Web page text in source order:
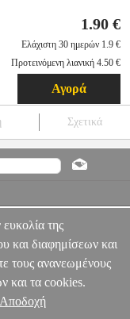
1.90 €
Ελάχιστη 30 ημερών 1.9 €
Προτεινόμενη λιανική 4.50 €
Αγορά
Σχετικά
FOR XIAOMI 14
της
και διαφημίσεων και
τους ανανεωμένους
και τα cookies.
Αποδοχή